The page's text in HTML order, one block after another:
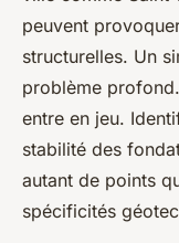
peuvent
structurelles. Un
problème profond.
entre en jeu.
stabilité des
autant de points
spécificités